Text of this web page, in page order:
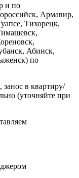
и по
Армавир,
Тихорецк,
Абинск,
по
в квартиру/
(уточняйте при